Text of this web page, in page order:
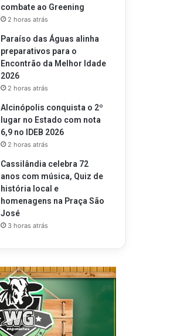
combate ao Greening
2 horas atrás
Paraíso das Águas alinha
preparativos para o
Encontrão da Melhor Idade
2026
2 horas atrás
Alcinópolis conquista o 2º
lugar no Estado com nota
6,9 no IDEB 2026
2 horas atrás
Cassilândia celebra 72
anos com música, Quiz de
história local e
homenagens na Praça São
José
3 horas atrás